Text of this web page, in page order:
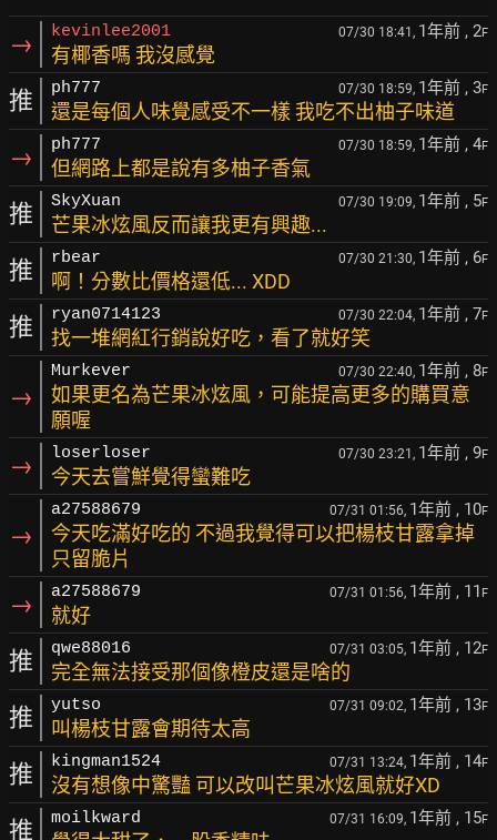
→ kevinlee2001 07/30 18:41, 1年前 , 2F
有椰香嗎 我沒感覺
推 ph777 07/30 18:59, 1年前 , 3F
還是每個人味覺感受不一樣 我吃不出柚子味道
→ ph777 07/30 18:59, 1年前 , 4F
但網路上都是說有多柚子香氣
推 SkyXuan 07/30 19:09, 1年前 , 5F
芒果冰炫風反而讓我更有興趣...
推 rbear 07/30 21:30, 1年前 , 6F
啊！分數比價格還低... XDD
推 ryan0714123 07/30 22:04, 1年前 , 7F
找一堆網紅行銷說好吃，看了就好笑
→
Murkever 07/30 22:40, 1年前 , 8F
如果更名為芒果冰炫風，可能提高更多的購買意
願喔
→ loserloser 07/30 23:21, 1年前 , 9F
今天去嘗鮮覺得蠻難吃
→
a27588679 07/31 01:56, 1年前 , 10F
今天吃滿好吃的 不過我覺得可以把楊枝甘露拿掉
只留脆片
→ a27588679 07/31 01:56, 1年前 , 11 F
就好
推 qwe88016 07/31 03:05, 1年前 , 12F
完全無法接受那個像橙皮還是啥的
推 yutso 07/31 09:02, 1年前 , 13F
叫楊枝甘露會期待太高
推 kingman1524 07/31 13:24, 1年前 , 14F
沒有想像中驚豔 可以改叫芒果冰炫風就好XD
推 moilkward 07/31 16:09, 1年前 , 15F